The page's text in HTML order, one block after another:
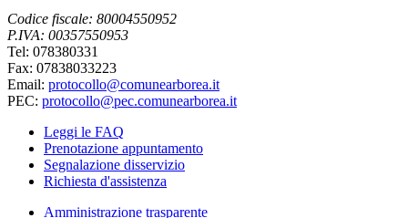
Codice fiscale: 80004550952
P.IVA: 00357550953
Tel: 078380331
Fax: 07838033223
Email: protocollo@comunearborea.it
PEC: protocollo@pec.comunearborea.it
Leggi le FAQ
Prenotazione appuntamento
Segnalazione disservizio
Richiesta d'assistenza
Amministrazione trasparente